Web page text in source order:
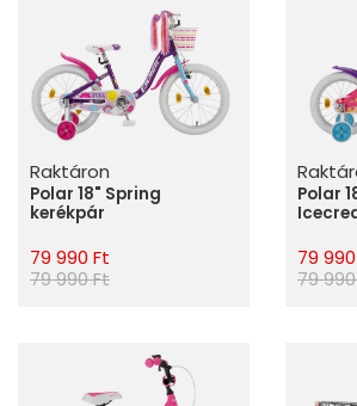
Raktáron
Polar 18" Spring
kerékpár
79 990 Ft
79 990 Ft
Polar
79
79